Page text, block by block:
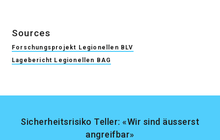
Sources
Forschungsprojekt Legionellen BLV
Lagebericht Legionellen BAG
Sicherheitsrisiko Teller: «Wir sind äusserst
angreifbar»